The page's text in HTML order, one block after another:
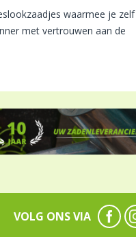
waarmee je zelf
met vertrouwen aan de
VOLG ONS VIA